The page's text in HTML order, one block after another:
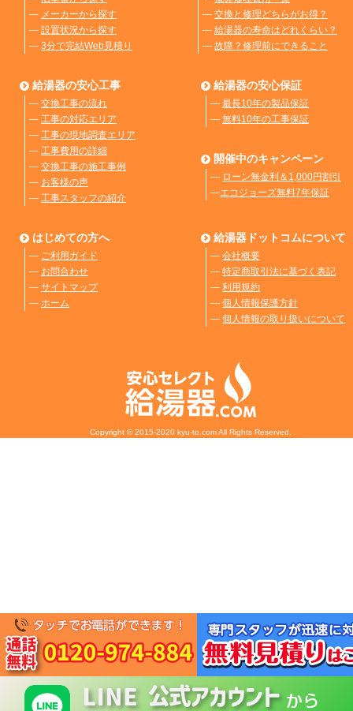
― メーカーから探す
― 設置状況から探す
― 3分で完結Web見積り
― 交換と修理どちらがお得？
― 給湯器の寿命はどれくらい？
― 故障？修理前にできること
給湯器の安心工事
― 交換工事の流れ
― 工事の対応エリア
― 工事の現地調査エリア
― 工事費用の詳細
― 交換工事の施工事例
― お客様の声
― 工事スタッフの紹介
給湯器の安心保証
― 最長10年の製品保証
― 無料10年の工事保証
開催中のキャンペーン
― ローン無金利＆1,000円割引
―エコジョーズ無料7年保証
はじめての方へ
― ご利用ガイド
― お問合わせ
― サイトマップ
― ホーム
給湯器ドットコムについて
― 会社概要
― 特定商取引法に基づく表記
― 利用規約
― 個人情報保護方針
― 個人情報の取り扱いについて
Copyright © 2015-2020 kyu-to.com All Rights Reserved.